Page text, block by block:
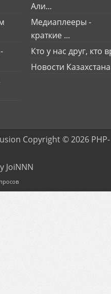
Али...
Медиаплееры -
краткие ...
Кто у нас друг, кто
Новости Казахстана
Copyright © 2026 PHP-
JoiNNN